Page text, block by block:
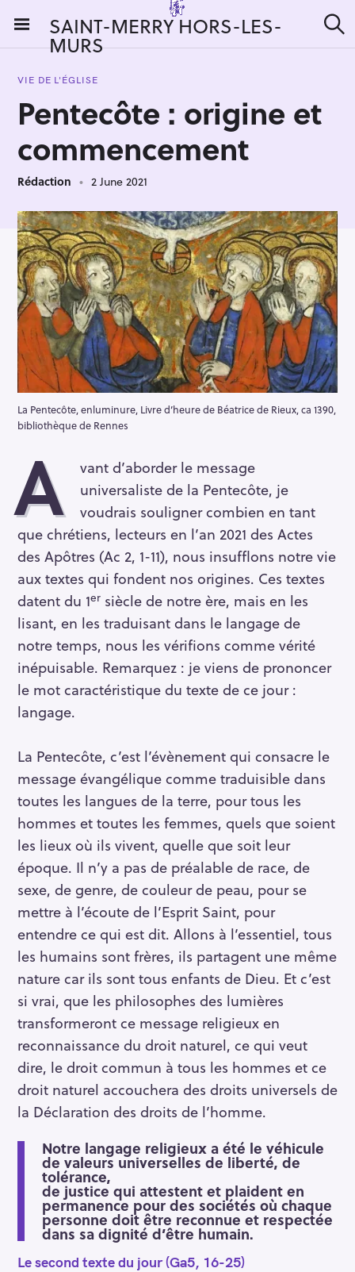
i
SAINT-MERRY HORS-LES-
MURS e
VIE DE L'ÉGLISE
Pentecôte : origine et
commencement
Rédaction 2 June 2021
La Pentecôte, enluminure, Livre d’heure de Béatrice de Rieux, ca 1390,
bibliothèque de Rennes
A
vant d’aborder le message
universaliste de la Pentecôte, je
voudrais souligner combien en tant
que chrétiens, lecteurs en l’an 2021 des Actes
des Apôtres (Ac 2, 1-11), nous insufflons notre vie
aux textes qui fondent nos origines. Ces textes
datent du 1er siècle de notre ère, mais en les
lisant, en les traduisant dans le langage de
notre temps, nous les vérifions comme vérité
inépuisable. Remarquez : je viens de prononcer
le mot caractéristique du texte de ce jour :
langage.
La Pentecôte, c’est l’évènement qui consacre le
message évangélique comme traduisible dans
toutes les langues de la terre, pour tous les
hommes et toutes les femmes, quels que soient
les lieux où ils vivent, quelle que soit leur
époque. Il n’y a pas de préalable de race, de
sexe, de genre, de couleur de peau, pour se
mettre à l’écoute de l’Esprit Saint, pour
entendre ce qui est dit. Allons à l’essentiel, tous
les humains sont frères, ils partagent une même
nature car ils sont tous enfants de Dieu. Et c’est
si vrai, que les philosophes des lumières
transformeront ce message religieux en
reconnaissance du droit naturel, ce qui veut
dire, le droit commun à tous les hommes et ce
droit naturel accouchera des droits universels de
la Déclaration des droits de l’homme.
Notre langage religieux a été le véhicule
de valeurs universelles de liberté, de
tolérance,
de justice qui attestent et plaident en
permanence pour des sociétés où chaque
personne doit être reconnue et respectée
dans sa dignité d’être humain.
Le second texte du jour (Ga5, 16-25)